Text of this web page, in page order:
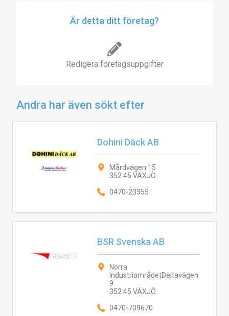
Är detta ditt företag?
Redigera företagsuppgifter
Andra har även sökt efter
Dohini Däck AB
Mårdvägen 15
352 45 VÄXJÖ
0470-23355
BSR Svenska AB
Norra
IndustriområdetDeltavägen
9
352 45 VÄXJÖ
0470-709670